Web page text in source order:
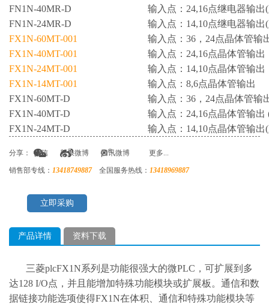
FN1N-40MR-D
输入点：24,16点继电器输出
FN1N-24MR-D
输入点：14,10点继电器输出
FX1N-60MT-001
输入点：36，24点晶体管输
FX1N-40MT-001
输入点：24,16点晶体管输出
FX1N-24MT-001
输入点：14,10点晶体管输出
FX1N-14MT-001
输入点：8,6点晶体管输出
FX1N-60MT-D
输入点：36，24点晶体管输
FX1N-40MT-D
输入点：24,16点晶体管输出
FX1N-24MT-D
输入点：14,10点晶体管输出
分享： 微信 新浪微博 腾讯微博 更多...
销售部专线： 13418749887 全国服务热线： 13418969887
立即采购
产品详情 资料下载
三菱plcFX1N系列是功能很强大的微PLC，可扩展到多
达128 I/O点，并且能增加特殊功能模块或扩展板。通信和数
据链接功能选项使得FX1N在体积、通信和特殊功能模块等